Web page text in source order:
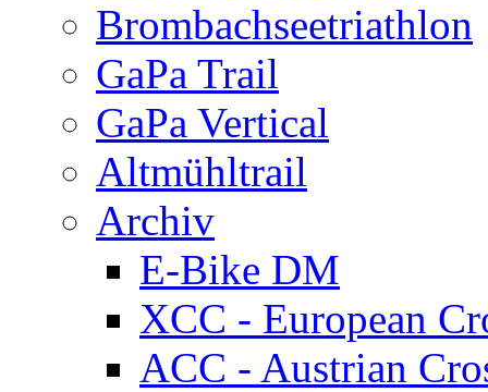
Brombachseetriathlon
GaPa Trail
GaPa Vertical
Altmühltrail
Archiv
E-Bike DM
XCC - European
ACC - Austrian